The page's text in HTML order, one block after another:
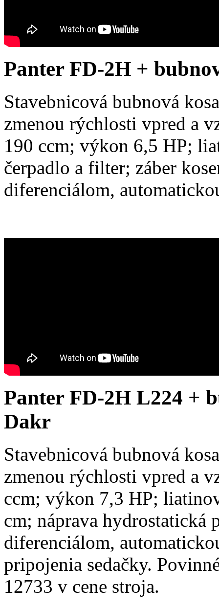
Panter FD-2H +
Stavebnicová bubnová
zmenou rýchlosti vpred a
190 ccm; výkon 6,5 HP;
čerpadlo a filter; záber
diferenciálom,
Panter FD-2H L224 +
Dakr
Stavebnicová bubnová
zmenou rýchlosti vpred a
ccm; výkon 7,3 HP;
cm; náprava hydrostatická
diferenciálom,
pripojenia sedačky.
12733 v cene stroja.